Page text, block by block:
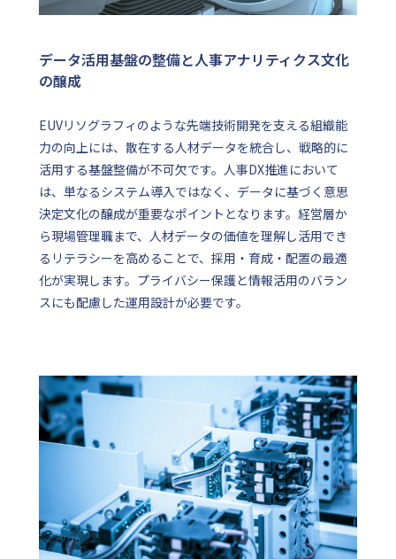
データ活用基盤の整備と人事アナリティクス文化
の醸成
EUVリソグラフィのような先端技術開発を支える組織能
力の向上には、散在する人材データを統合し、戦略的に
活用する基盤整備が不可欠です。人事DX推進において
は、単なるシステム導入ではなく、データに基づく意思
決定文化の醸成が重要なポイントとなります。経営層か
ら現場管理職まで、人材データの価値を理解し活用でき
るリテラシーを高めることで、採用・育成・配置の最適
化が実現します。プライバシー保護と情報活用のバラン
スにも配慮した運用設計が必要です。